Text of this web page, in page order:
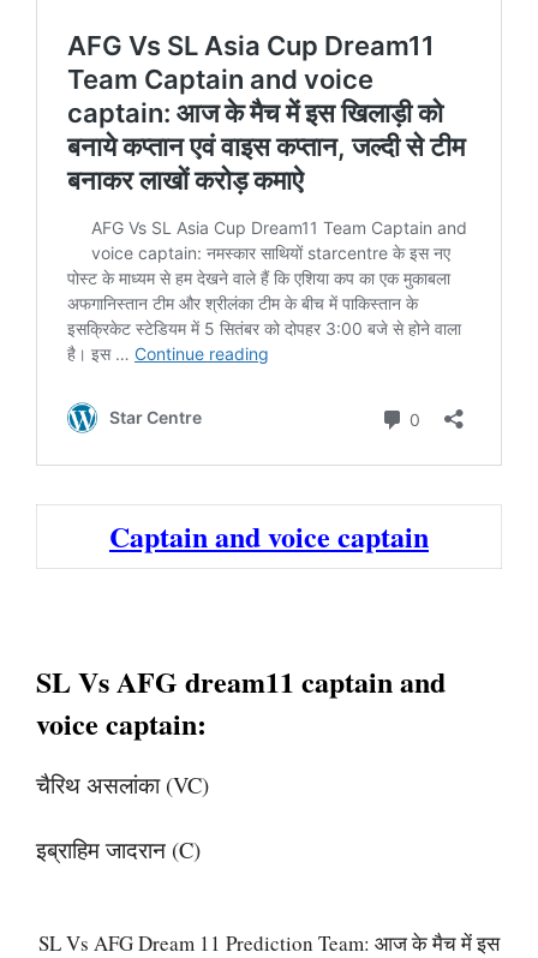
Captain and voice captain
SL Vs AFG dream11 captain and
voice captain:
चैरिथ असलांका (VC)
इब्राहिम जादरान (C)
SL Vs AFG Dream 11 Prediction Team: आज के मैच में इस